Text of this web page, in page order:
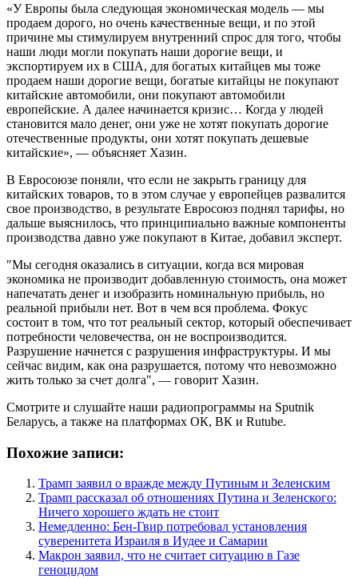
«У Европы была следующая экономическая модель — мы
продаем дорого, но очень качественные вещи, и по этой
причине мы стимулируем внутренний спрос для того, чтобы
наши люди могли покупать наши дорогие вещи, и
экспортируем их в США, для богатых китайцев мы тоже
продаем наши дорогие вещи, богатые китайцы не покупают
китайские автомобили, они покупают автомобили
европейские. А далее начинается кризис… Когда у людей
становится мало денег, они уже не хотят покупать дорогие
отечественные продукты, они хотят покупать дешевые
китайские», ― объясняет Хазин.
В Евросоюзе поняли, что если не закрыть границу для
китайских товаров, то в этом случае у европейцев развалится
свое производство, в результате Евросоюз поднял тарифы, но
дальше выяснилось, что принципиально важные компоненты
производства давно уже покупают в Китае, добавил эксперт.
"Мы сегодня оказались в ситуации, когда вся мировая
экономика не производит добавленную стоимость, она может
напечатать денег и изобразить номинальную прибыль, но
реальной прибыли нет. Вот в чем вся проблема. Фокус
состоит в том, что тот реальный сектор, который обеспечивает
потребности человечества, он не воспроизводится.
Разрушение начнется с разрушения инфраструктуры. И мы
сейчас видим, как она разрушается, потому что невозможно
жить только за счет долга", ― говорит Хазин.
Смотрите и слушайте наши радиопрограммы на Sputnik
Беларусь, а также на платформах ОК, ВК и Rutube.
Похожие записи:
Трамп заявил о вражде между Путиным и Зеленским
Трамп рассказал об отношениях Путина и Зеленского:
Ничего хорошего ждать не стоит
Немедленно: Бен-Гвир потребовал установления
суверенитета Израиля в Иудее и Самарии
Макрон заявил, что не считает ситуацию в Газе
геноцидом